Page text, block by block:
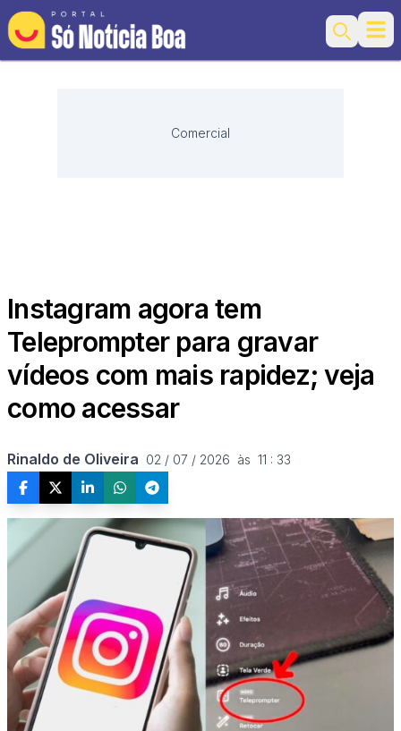
Search
Comercial
Instagram agora tem
Teleprompter para gravar
vídeos com mais rapidez; veja
como acessar
Rinaldo de Oliveira 02 / 07 / 2026  às  11 : 33